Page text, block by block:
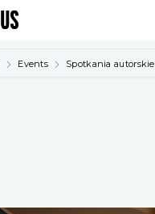
Events Spotkania autorskie